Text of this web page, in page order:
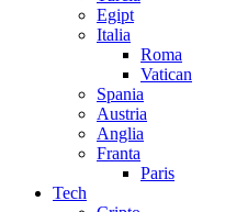
Egipt
Italia
Roma
Vatican
Spania
Austria
Anglia
Franta
Paris
Tech